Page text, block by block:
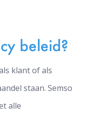
beleid?
klant of als
staan. Semso
alle